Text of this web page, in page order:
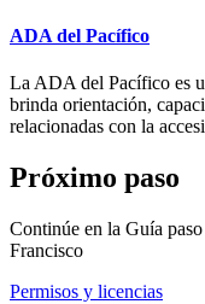
ADA del Pacífico
La ADA del Pacífico es
brinda orientación,
relacionadas con la
Próximo paso
Continúe en la Guía
Francisco
Permisos y licencias